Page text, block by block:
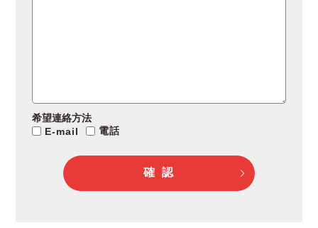
希望連絡方法
E-mail
電話
確 認